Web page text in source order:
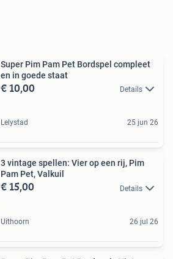
Super Pim Pam Pet Bordspel compleet
en in goede staat
€ 10,00 Details
Lelystad 25 jun 26
3 vintage spellen: Vier op een rij, Pim
Pam Pet, Valkuil
€ 15,00 Details
Uithoorn 26 jul 26